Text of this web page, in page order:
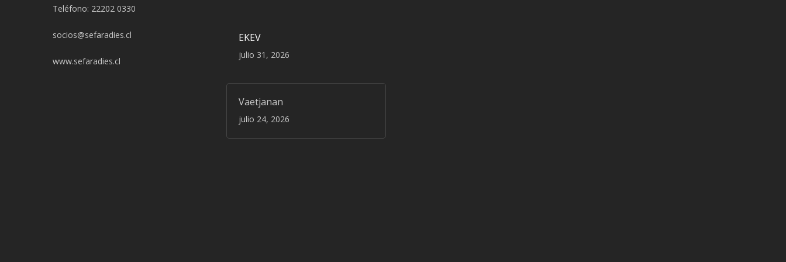
Teléfono: 22202 0330
socios@sefaradies.cl
www.sefaradies.cl
EKEV
julio 31, 2026
Vaetjanan
julio 24, 2026